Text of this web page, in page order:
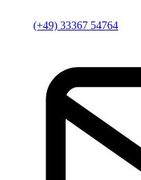
(+49) 33367 54764